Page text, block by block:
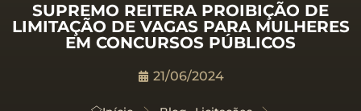
SUPREMO REITERA PROIBIÇÃO DE
LIMITAÇÃO DE VAGAS PARA MULHERES
EM CONCURSOS PÚBLICOS
21/06/2024